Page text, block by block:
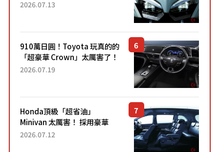
能享受超強勁「渦輪感」的動
2026.07.13
910萬日圓！Toyota 玩真的的
「超豪華 Crown」太厲害了！
採用由「匠人技藝」打造的
2026.07.19
Honda頂級「超省油」
Minivan 太厲害！ 採用豪華
「真皮座椅」與專屬「黑色內
2026.07.12